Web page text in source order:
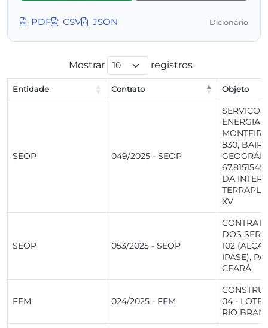
PDF CSV JSON Dicionário
Mostrar registros
Entidade Contrato Objeto
Objeto
SEOP 049/2025 - SEOP
ENERGIA
830,
DA
XV
SEOP 053/2025 - SEOP
DOS
102 (ALÇA
IPASE),
CEARÁ.
FEM 024/2025 - FEM
04 - LOTE
RIO